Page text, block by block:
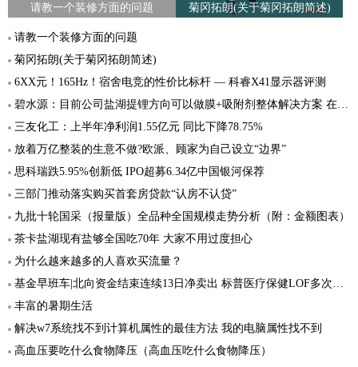
请教一个装修方面的问题 菊冈拓朗(关于菊冈拓朗简述)
请教一个装修方面的问题
菊冈拓朗(关于菊冈拓朗简述)
6XX元！165Hz！宿舍电竞的性价比标杆 — 科睿X41显示器评测
碧水源：目前公司盐湖提锂方向可以做膜+吸附剂整体解决方案 在工业零排放方面拿到几个订单
三友化工：上半年净利润1.55亿元 同比下降78.75%
放着万亿整装的生意不做?欧派、顾家为自己设立“边界”
思科瑞跌5.95%创新低 IPO超募6.34亿中国银河保荐
三部门推动落实购买首套房贷款“认房不认贷”
九批十轮国采（报量版）全品种全国规模走势分析（附：金额图表）
茶卡盐湖现有盐够全国吃70年 大家不用过度担心
为什么越来越多的人喜欢买流量？
基金早班车|北向资金结束连续13日净卖出 标普医疗保健LOF多次提示高溢价风险
丰富的暑期生活
解决w7系统找不到计算机属性的最佳方法 我的电脑属性找不到
高血压要吃什么食物降压（高血压吃什么食物降压）